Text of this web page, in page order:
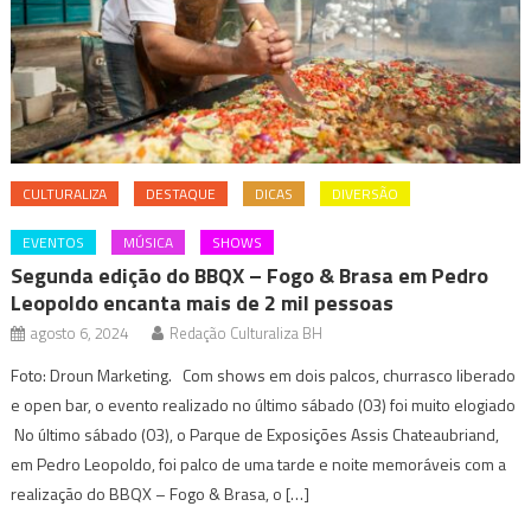
CULTURALIZA DESTAQUE DICAS DIVERSÃO
EVENTOS MÚSICA SHOWS
Segunda edição do BBQX – Fogo & Brasa em Pedro
Leopoldo encanta mais de 2 mil pessoas
agosto 6, 2024 Redação Culturaliza BH
Foto: Droun Marketing. Com shows em dois palcos, churrasco liberado
e open bar, o evento realizado no último sábado (03) foi muito elogiado
No último sábado (03), o Parque de Exposições Assis Chateaubriand,
em Pedro Leopoldo, foi palco de uma tarde e noite memoráveis com a
realização do BBQX – Fogo & Brasa, o […]